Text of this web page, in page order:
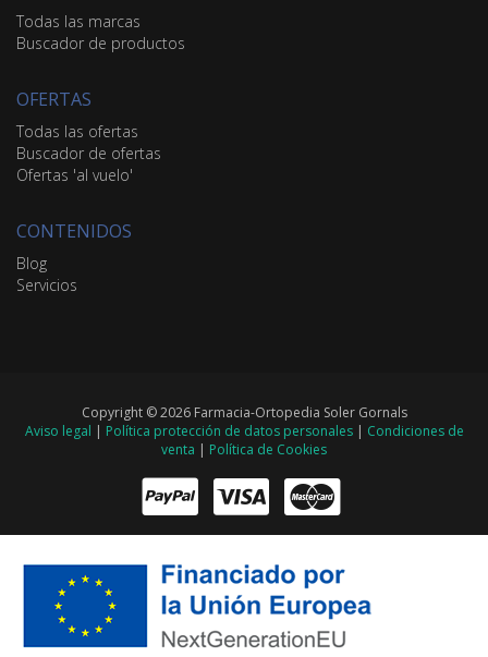
Todas las marcas
Buscador de productos
OFERTAS
Todas las ofertas
Buscador de ofertas
Ofertas 'al vuelo'
CONTENIDOS
Blog
Servicios
Copyright © 2026 Farmacia-Ortopedia Soler Gornals
Aviso legal | Política protección de datos personales| Condiciones de
venta | Política de Cookies